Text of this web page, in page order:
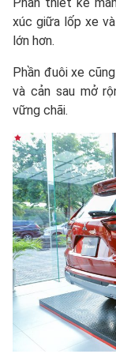
xúc giữa lốp xe
lớn hơn.
Phần đuôi xe
và cản sau mở
vững chãi.